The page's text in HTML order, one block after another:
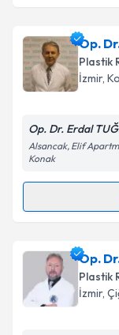
Op. Dr.
talebi
için bir
E-posta
Kişisel
Metni'ni
Op.
Plastik
İzmir,
Op. Dr. Erdal
Alsancak, Elif
Konak
Randevu
Op. Dr.
oluşturun.
takvim
Op.
Plastik
İzmir,